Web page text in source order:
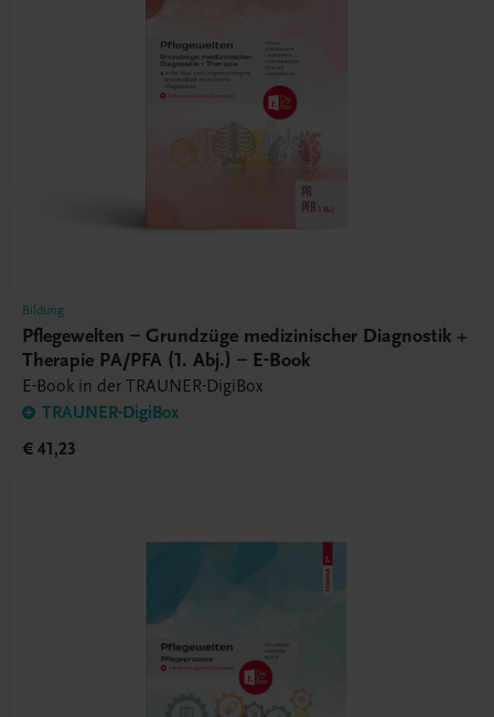
Bildung
Pflegewelten – Grundzüge medizinischer Diagnostik +
Therapie PA/PFA (1. Abj.) – E-Book
E-Book in der TRAUNER-DigiBox
TRAUNER-DigiBox
€ 41,23